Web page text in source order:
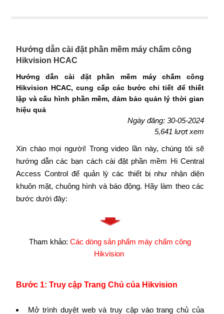
Hướng dẫn cài đặt phần mềm máy chấm công
Hikvision HCAC
Hướng dẫn cài đặt phần mềm máy chấm công
Hikvision HCAC, cung cấp các bước chi tiết để thiết
lập và cấu hình phần mềm, đảm bảo quản lý thời gian
hiệu quả
Ngày đăng: 30-05-2024
5,641 lượt xem
Xin chào mọi người! Trong video lần này, chúng tôi sẽ
hướng dẫn các bạn cách cài đặt phần mềm Hi Central
Access Control để quản lý các thiết bị như nhận diện
khuôn mặt, chuông hình và báo động. Hãy làm theo các
bước dưới đây:
Tham khảo: Các dòng sản phẩm máy chấm công
Hikvision
Bước 1: Truy cập Trang Chủ của Hikvisi​on
Mở trình duyệt web và truy cập vào trang chủ của